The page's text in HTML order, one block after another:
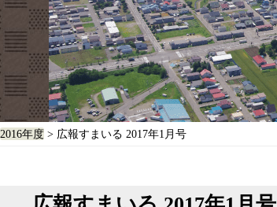
2016年度 > 広報すまいる 2017年1月号